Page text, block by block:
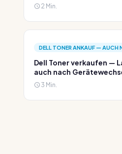
2 Min.
DELL TONER ANKAUF — AUCH
Dell Toner verkaufen —
auch nach
3 Min.